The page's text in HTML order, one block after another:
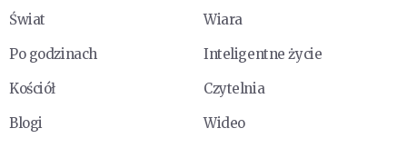
Świat
Wiara
Po godzinach
Inteligentne życie
Kościół
Czytelnia
Blogi
Wideo